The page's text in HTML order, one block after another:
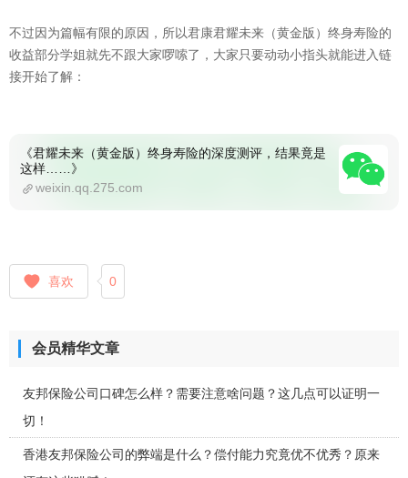
不过因为篇幅有限的原因，所以君康君耀未来（黄金版）终身寿险的
收益部分学姐就先不跟大家啰嗦了，大家只要动动小指头就能进入链
接开始了解：
《君耀未来（黄金版）终身寿险的深度测评，结果竟是
这样……》
weixin.qq.275.com
喜欢 0
会员精华文章
友邦保险公司口碑怎么样？需要注意啥问题？这几点可以证明一
切！
香港友邦保险公司的弊端是什么？偿付能力究竟优不优秀？原来